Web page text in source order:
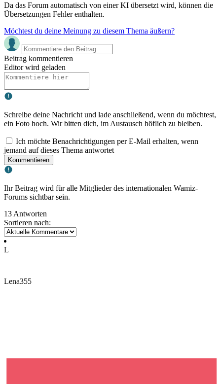
Da das Forum automatisch von einer KI übersetzt wird, können die
Übersetzungen Fehler enthalten.
Möchtest du deine Meinung zu diesem Thema äußern?
Beitrag kommentieren
Editor wird geladen
Schreibe deine Nachricht und lade anschließend, wenn du möchtest,
ein Foto hoch. Wir bitten dich, im Austausch höflich zu bleiben.
Ich möchte Benachrichtigungen per E-Mail erhalten, wenn
jemand auf dieses Thema antwortet
Kommentieren
Ihr Beitrag wird für alle Mitglieder des internationalen Wamiz-
Forums sichtbar sein.
13 Antworten
Sortieren nach:
L
Lena355